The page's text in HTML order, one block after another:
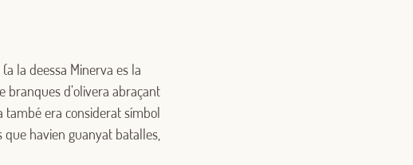
la deessa Minerva es la
branques d’olivera abraçant
també era considerat símbol
havien guanyat batalles,